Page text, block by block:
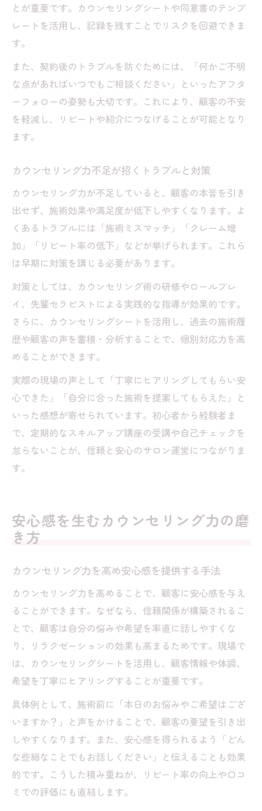
とが重要です。カウンセリングシートや同意書のテンプ
レートを活用し、記録を残すことでリスクを回避できま
す。
また、契約後のトラブルを防ぐためには、「何かご不明
な点があればいつでもご相談ください」といったアフタ
ーフォローの姿勢も大切です。これにより、顧客の不安
を軽減し、リピートや紹介につなげることが可能となり
ます。
カウンセリング力不足が招くトラブルと対策
カウンセリング力が不足していると、顧客の本音を引き
出せず、施術効果や満足度が低下しやすくなります。よ
くあるトラブルには「施術ミスマッチ」「クレーム増
加」「リピート率の低下」などが挙げられます。これら
は早期に対策を講じる必要があります。
対策としては、カウンセリング術の研修やロールプレ
イ、先輩セラピストによる実践的な指導が効果的です。
さらに、カウンセリングシートを活用し、過去の施術履
歴や顧客の声を蓄積・分析することで、個別対応力を高
めることができます。
実際の現場の声として「丁寧にヒアリングしてもらい安
心できた」「自分に合った施術を提案してもらえた」と
いった感想が寄せられています。初心者から経験者ま
で、定期的なスキルアップ講座の受講や自己チェックを
怠らないことが、信頼と安心のサロン運営につながりま
す。
安心感を生むカウンセリング力の磨
き方
カウンセリング力を高め安心感を提供する手法
カウンセリング力を高めることで、顧客に安心感を与え
ることができます。なぜなら、信頼関係が構築されるこ
とで、顧客は自分の悩みや希望を率直に話しやすくな
り、リラクゼーションの効果も高まるためです。現場で
は、カウンセリングシートを活用し、顧客情報や体調、
希望を丁寧にヒアリングすることが重要です。
具体例として、施術前に「本日のお悩みやご希望はござ
いますか？」と声をかけることで、顧客の要望を引き出
しやすくなります。また、安心感を得られるよう「どん
な些細なことでもお話しください」と伝えることも効果
的です。こうした積み重ねが、リピート率の向上や口コ
ミでの評価にも直結します。